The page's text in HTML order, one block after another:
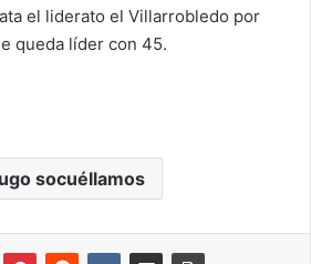
el liderato el Villarrobledo por
queda líder con 45.
socuéllamos